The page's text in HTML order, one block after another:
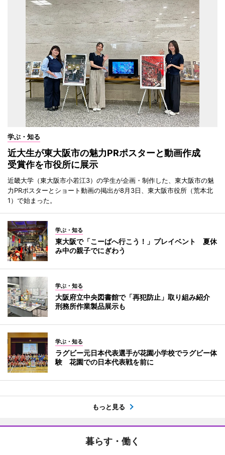
学ぶ・知る
近大生が東大阪市の魅力PRポスターと動画作成
受賞作を市役所に展示
近畿大学（東大阪市小若江3）の学生が企画・制作した、東大阪市の魅
力PRポスターとショート動画の掲出が8月3日、東大阪市役所（荒本北
1）で始まった。
学ぶ・知る
東大阪で「こーばへ行こう！」プレイベント 夏休
み中の親子でにぎわう
学ぶ・知る
大阪府立中央図書館で「再犯防止」取り組み紹介
刑務所作業製品展示も
学ぶ・知る
ラグビー元日本代表選手が花園小学校でラグビー体
験 花園での日本代表戦を前に
もっと見る
暮らす・働く